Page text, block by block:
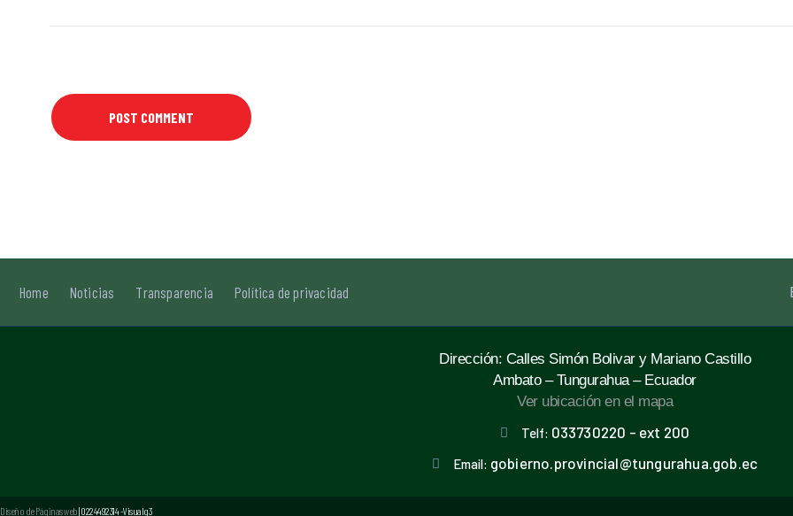
Home Noticias Transparencia Política de privacidad
Dirección: Calles Simón Bolivar y Mariano Castillo
Ambato – Tungurahua – Ecuador
Ver ubicación en el mapa
Telf: 033730220 - ext 200
Email: gobierno.provincial@tungurahua.gob.ec
Diseño de Páginas web| 0224492314 -Visualg3